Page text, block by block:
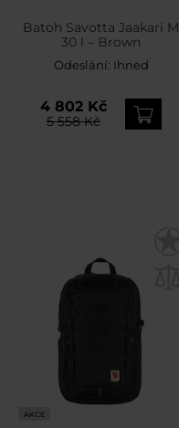
Batoh Savotta Jaakari M
30 l – Brown
Odeslání: Ihned
4 802 Kč
5 558 Kč
AKCE